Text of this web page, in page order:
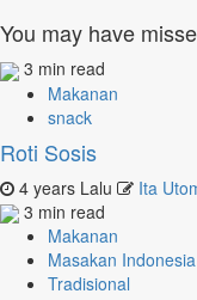
You may have
3 min read
Makanan
snack
Roti Sosis
4 years Lalu
Ita
3 min read
Makanan
Masakan Indonesia
Tradisional